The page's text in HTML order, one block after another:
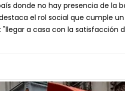
donde no hay presencia de la
el rol social que cumple
a casa con la satisfacción